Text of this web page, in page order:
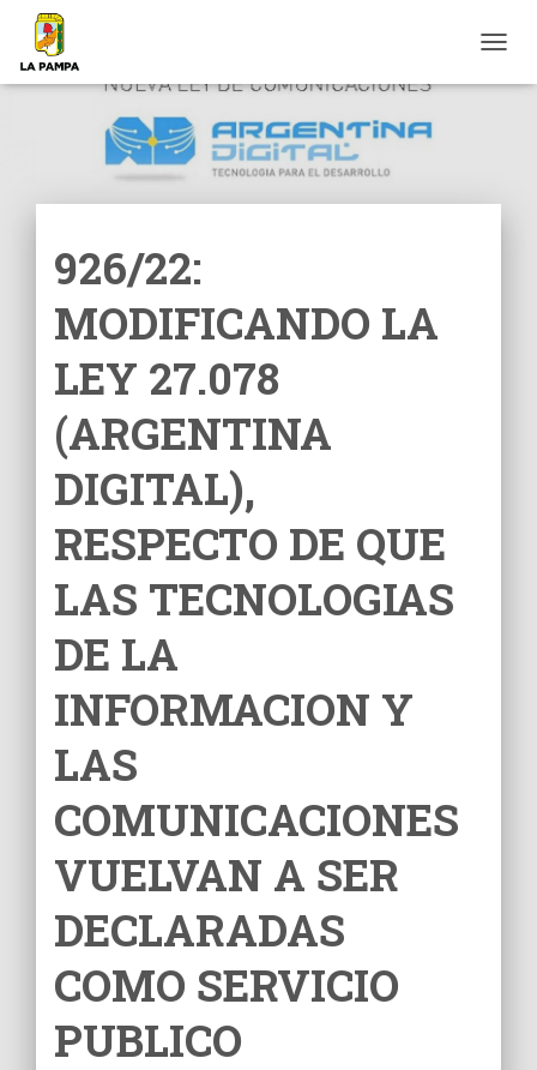
A
926/22:
MODIFICANDO LA
LEY 27.078
(ARGENTINA
DIGITAL),
RESPECTO DE QUE
LAS TECNOLOGIAS
DE LA
INFORMACION Y
LAS
COMUNICACIONES
VUELVAN A SER
DECLARADAS
COMO SERVICIO
PUBLICO